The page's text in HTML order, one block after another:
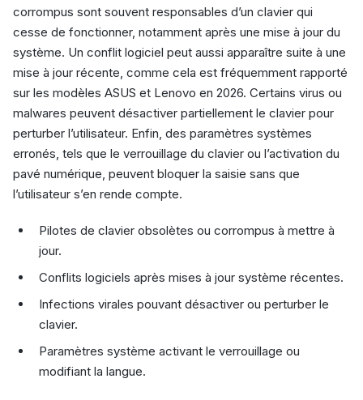
corrompus sont souvent responsables d’un clavier qui
cesse de fonctionner, notamment après une mise à jour du
système. Un conflit logiciel peut aussi apparaître suite à une
mise à jour récente, comme cela est fréquemment rapporté
sur les modèles ASUS et Lenovo en 2026. Certains virus ou
malwares peuvent désactiver partiellement le clavier pour
perturber l’utilisateur. Enfin, des paramètres systèmes
erronés, tels que le verrouillage du clavier ou l’activation du
pavé numérique, peuvent bloquer la saisie sans que
l’utilisateur s’en rende compte.
Pilotes de clavier obsolètes ou corrompus à mettre à
jour.
Conflits logiciels après mises à jour système récentes.
Infections virales pouvant désactiver ou perturber le
clavier.
Paramètres système activant le verrouillage ou
modifiant la langue.